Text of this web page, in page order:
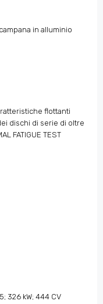
in alluminio
flottanti
dischi di serie di oltre
FATIGUE TEST
326 kW; 444 CV